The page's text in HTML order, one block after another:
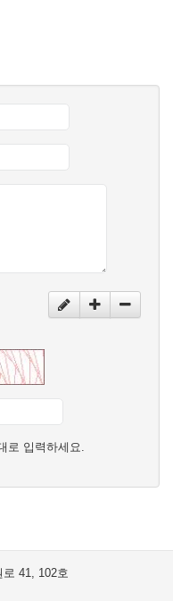
로 입력하세요.
41, 102호